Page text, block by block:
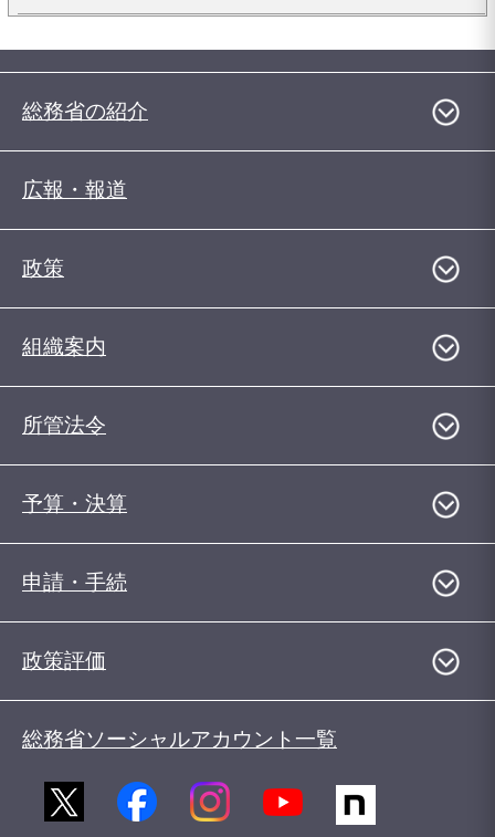
総務省の紹介
広報・報道
政策
組織案内
所管法令
予算・決算
申請・手続
政策評価
総務省ソーシャルアカウント一覧